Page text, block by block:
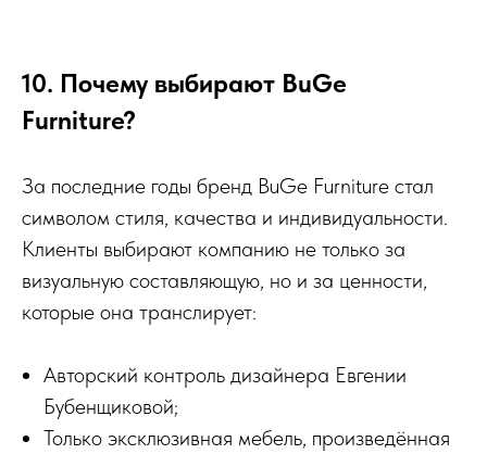
10. Почему выбирают BuGe
Furniture?
За последние годы бренд BuGe Furniture стал
символом стиля, качества и индивидуальности.
Клиенты выбирают компанию не только за
визуальную составляющую, но и за ценности,
которые она транслирует:
Авторский контроль дизайнера Евгении
Бубенщиковой;
Только эксклюзивная мебель, произведённая